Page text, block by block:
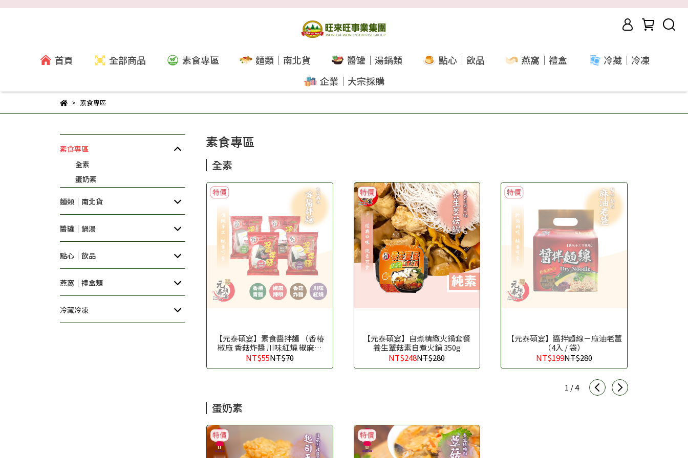
首頁 全部商品 素食專區 麵類｜南北貨 醬罐｜湯鍋類 點心｜飲品 燕窩｜禮盒
冷藏｜冷凍
企業｜大宗採購
素食專區
素食專區
全素
蛋奶素
麵類│南北貨
醬罐│鍋湯
點心│飲品
燕窩｜禮盒類
冷藏冷凍
素食專區
全素
【元泰碩宴】素食醬拌麵 （香椿
椒麻 香菇炸醬 川味紅燒 椒麻辣
唄）
NT$55NT$70
【元泰碩宴】自煮精緻火鍋套餐
養生蕈菇素自煮火鍋 350g
NT$248NT$280
【元泰碩宴】醬拌麵線－麻油老薑
（4入 / 袋）
NT$199NT$280
1 /4
蛋奶素